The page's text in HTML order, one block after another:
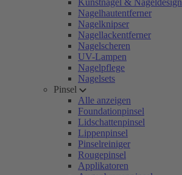
Kunstnägel & Nageldesign
Nagelhautentferner
Nagelknipser
Nagellackentferner
Nagelscheren
UV-Lampen
Nagelpflege
Nagelsets
Pinsel
Alle anzeigen
Foundationpinsel
Lidschattenpinsel
Lippenpinsel
Pinselreiniger
Rougepinsel
Applikatoren